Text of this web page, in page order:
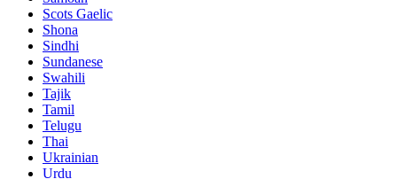
Scots Gaelic
Shona
Sindhi
Sundanese
Swahili
Tajik
Tamil
Telugu
Thai
Ukrainian
Urdu